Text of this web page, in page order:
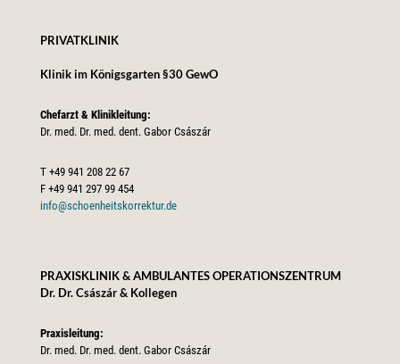
PRIVATKLINIK
Klinik im Königsgarten §30 GewO
Chefarzt & Klinikleitung:
Dr. med. Dr. med. dent. Gabor Császár
T +49 941 208 22 67
F +49 941 297 99 454
info@schoenheitskorrektur.de
PRAXISKLINIK & AMBULANTES OPERATIONSZENTRUM
Dr. Dr. Császár & Kollegen
Praxisleitung:
Dr. med. Dr. med. dent. Gabor Császár